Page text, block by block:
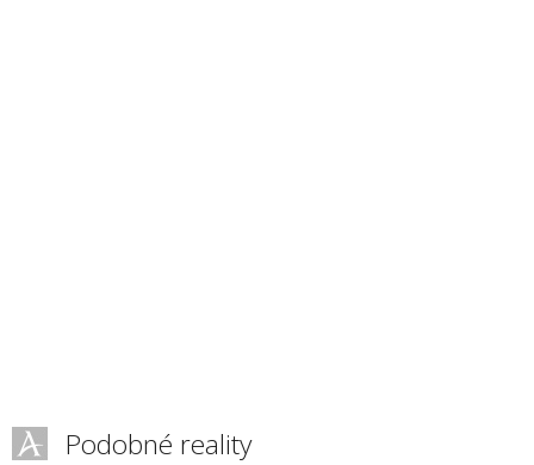
Podobné reality